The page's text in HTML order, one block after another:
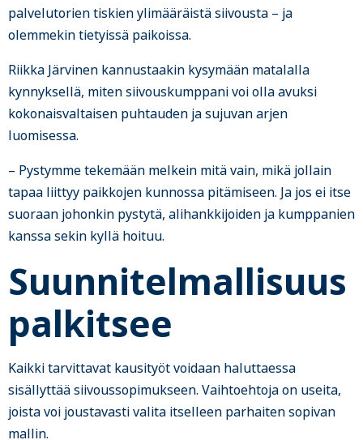
palvelutorien tiskien ylimääräistä siivousta – ja
olemmekin tietyissä paikoissa.
Riikka Järvinen kannustaakin kysymään matalalla
kynnyksellä, miten siivouskumppani voi olla avuksi
kokonaisvaltaisen puhtauden ja sujuvan arjen
luomisessa.
– Pystymme tekemään melkein mitä vain, mikä jollain
tapaa liittyy paikkojen kunnossa pitämiseen. Ja jos ei itse
suoraan johonkin pystytä, alihankkijoiden ja kumppanien
kanssa sekin kyllä hoituu.
Suunnitelmallisuus
palkitsee
Kaikki tarvittavat kausityöt voidaan haluttaessa
sisällyttää siivoussopimukseen. Vaihtoehtoja on useita,
joista voi joustavasti valita itselleen parhaiten sopivan
mallin.